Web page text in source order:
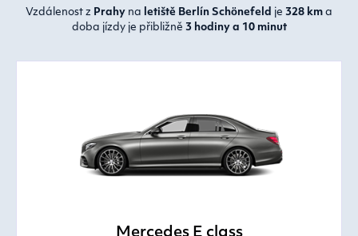
Vzdálenost z Prahy na letiště Berlín Schönefeld je 328 km a
doba jízdy je přibližně 3 hodiny a 10 minut